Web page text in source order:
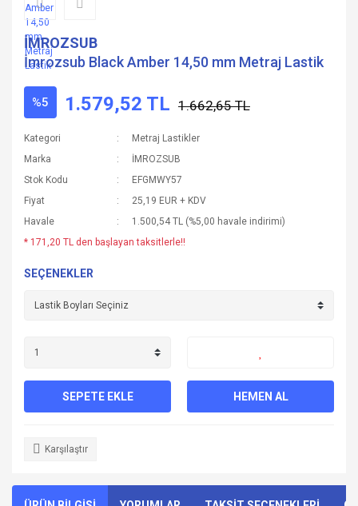
İMROZSUB
İmrozsub Black Amber 14,50 mm Metraj Lastik
%5 1.579,52 TL 1.662,65 TL
Kategori
Metraj Lastikler
Marka
İMROZSUB
Stok Kodu
EFGMWY57
Fiyat
25,19 EUR + KDV
Havale
1.500,54 TL (%5,00 havale indirimi)
* 171,20 TL den başlayan taksitlerle!!
SEÇENEKLER
SEPETE EKLE HEMEN AL
Karşılaştır